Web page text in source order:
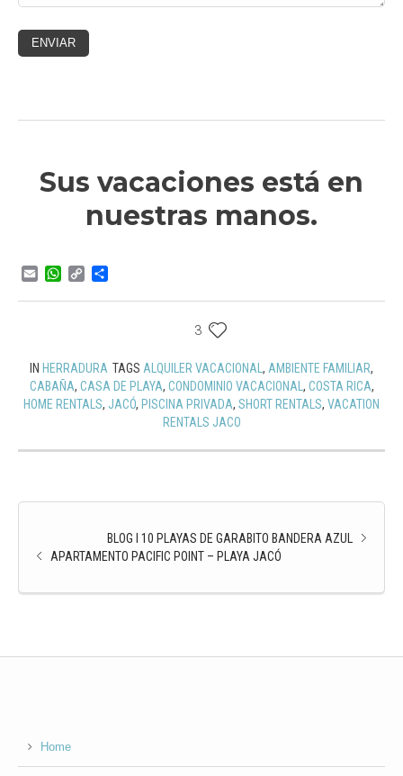
Sus vacaciones está en
nuestras manos.
EmailWhatsApp
Copy
3
IN HERRADURA TAGS ALQUILER VACACIONAL , AMBIENTE FAMILIAR,
CABAÑA, CASA DE PLAYA, CONDOMINIO VACACIONAL , COSTA RICA,
HOME RENTALS, JACÓ, PISCINA PRIVADA, SHORT RENTALS, VACATION
RENTALS JACO
BLOG I 10 PLAYAS DE GARABITO BANDERA AZUL
APARTAMENTO PACIFIC POINT – PLAYA JACÓ
Home